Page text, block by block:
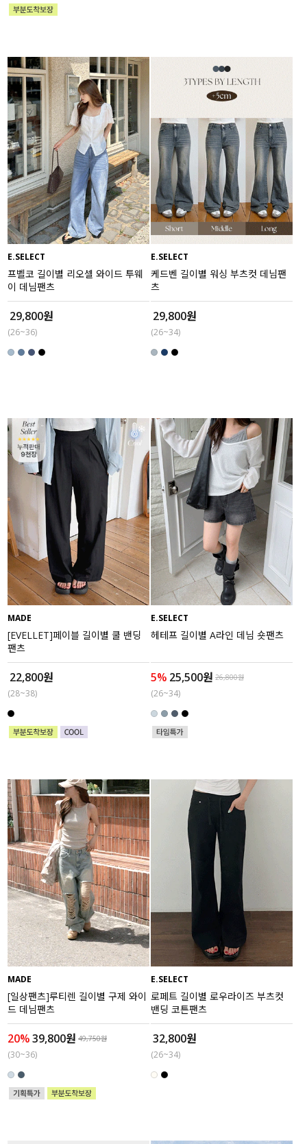
E.SELECT
프벨코 길이별 리오셀 와이드 투웨
이 데님팬츠
29,800원
(26~36)
E.SELECT
케드벤 길이별 워싱 부츠컷 데님팬
츠
29,800원
(26~34)
MADE
[EVELLET]페이블 길이별 쿨 밴딩
팬츠
22,800원
(28~38)
E.SELECT
헤테프 길이별 A라인 데님 숏팬츠
5% 25,500원 26,800원
(26~34)
MADE
[일상팬츠]루티렌 길이별 구제 와이
드 데님팬츠
20%39,800원 49,750원
(30~36)
E.SELECT
로페트 길이별 로우라이즈 부츠컷
밴딩 코튼팬츠
32,800원
(26~34)